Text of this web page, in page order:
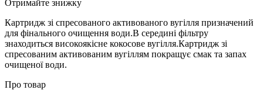
Отримайте знижку
Картридж зі спресованого активованого вугілля призначений
для фінального очищення води.В середині фільтру
знаходиться високоякісне кокосове вугілля.Картридж зі
спресованим активованим вугіллям покращує смак та запах
очищеної води.
Про товар